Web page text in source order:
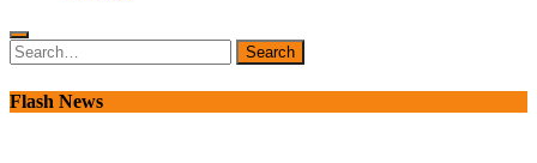
Search
for:
Search
Flash News